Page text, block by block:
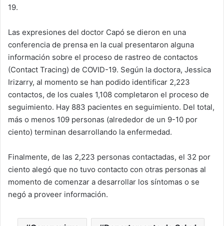
19.
Las expresiones del doctor Capó se dieron en una
conferencia de prensa en la cual presentaron alguna
información sobre el proceso de rastreo de contactos
(Contact Tracing) de COVID-19. Según la doctora, Jessica
Irizarry, al momento se han podido identificar 2,223
contactos, de los cuales 1,108 completaron el proceso de
seguimiento. Hay 883 pacientes en seguimiento. Del total,
más o menos 109 personas (alrededor de un 9-10 por
ciento) terminan desarrollando la enfermedad.
Finalmente, de las 2,223 personas contactadas, el 32 por
ciento alegó que no tuvo contacto con otras personas al
momento de comenzar a desarrollar los síntomas o se
negó a proveer información.